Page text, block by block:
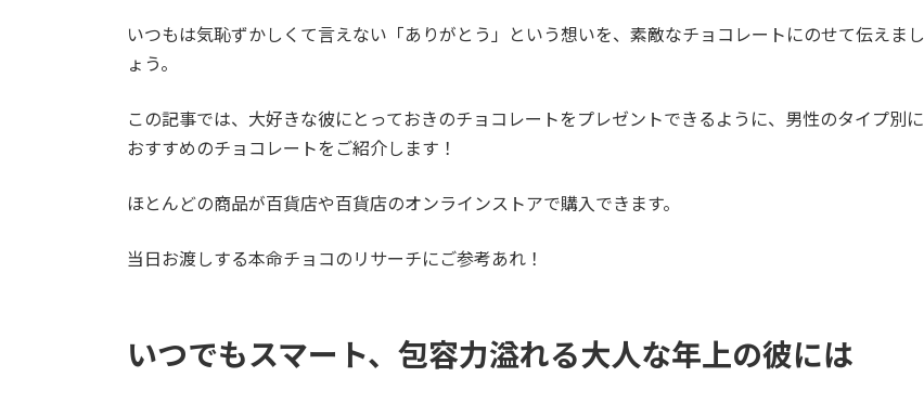
いつもは気恥ずかしくて言えない「ありがとう」という想いを、素敵なチョコレートにのせて伝えまし
ょう。
この記事では、大好きな彼にとっておきのチョコレートをプレゼントできるように、男性のタイプ別に
おすすめのチョコレートをご紹介します！
ほとんどの商品が百貨店や百貨店のオンラインストアで購入できます。
当日お渡しする本命チョコのリサーチにご参考あれ！
いつでもスマート、包容力溢れる大人な年上の彼には